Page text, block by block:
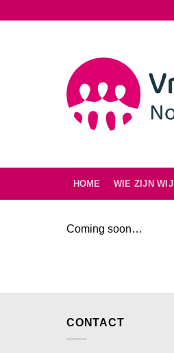
HOME WIE ZIJN WIJ
Coming soon…
CONTACT